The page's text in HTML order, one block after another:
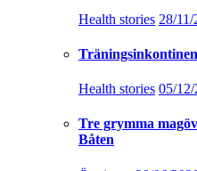
Health stories 28/
Health stories 05/
Tre grymma
Båten